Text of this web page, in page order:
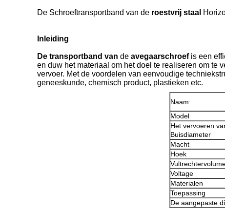
De Schroeftransportband van de roestvrij staal
Inleiding
De transportband van de avegaarschroefis een
en duw het materiaal om het doel te realiseren om te
vervoer. Met de voordelen van eenvoudige
geneeskunde, chemisch product, plastieken etc.
Naam:
Model
Het vervoeren
Buisdiameter
Macht
Hoek
Voltage
Materialen
Toepassing
De aangepaste